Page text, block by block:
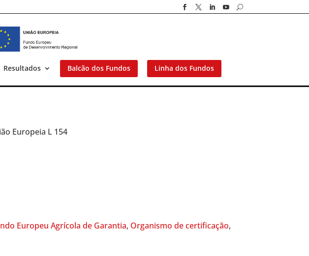
    U
Resultados Balcão dos Fundos Linha dos Fundos
Europeia L 154
Europeu Agrícola de Garantia, Organismo de certificação,